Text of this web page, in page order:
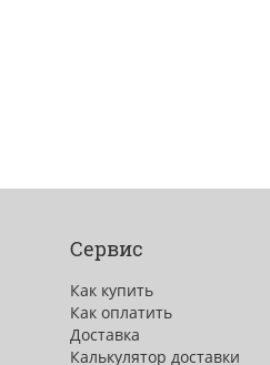
Сервис
Как купить
Как оплатить
Доставка
Калькулятор доставки